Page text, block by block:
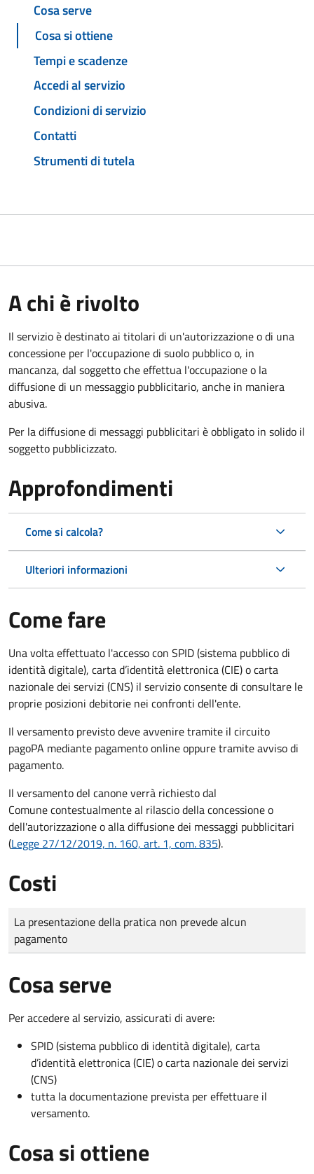
Cosa serve
Cosa si ottiene
Tempi e scadenze
Accedi al servizio
Condizioni di servizio
Contatti
Strumenti di tutela
A chi è rivolto
Il servizio è destinato ai titolari di un'autorizzazione o di una
concessione per l'occupazione di suolo pubblico o, in
mancanza, dal soggetto che effettua l'occupazione o la
diffusione di un messaggio pubblicitario, anche in maniera
abusiva.
Per la diffusione di messaggi pubblicitari è obbligato in solido il
soggetto pubblicizzato.
Approfondimenti
Come si calcola?
Ulteriori informazioni
Come fare
Una volta effettuato l'accesso con SPID (sistema pubblico di
identità digitale), carta d’identità elettronica (CIE) o carta
nazionale dei servizi (CNS) il servizio consente di consultare le
proprie posizioni debitorie nei confronti dell'ente.
Il versamento previsto deve avvenire tramite il circuito
pagoPA mediante pagamento online oppure tramite avviso di
pagamento.
Il versamento del canone verrà richiesto dal
Comune contestualmente al rilascio della concessione o
dell'autorizzazione o alla diffusione dei messaggi pubblicitari
(Legge 27/12/2019, n. 160, art. 1, com. 835).
Costi
Tipo di pagamento
Importo
La presentazione della pratica non prevede alcun
pagamento
Cosa serve
Per accedere al servizio, assicurati di avere:
SPID (sistema pubblico di identità digitale), carta
d’identità elettronica (CIE) o carta nazionale dei servizi
(CNS)
tutta la documentazione prevista per effettuare il
versamento.
Cosa si ottiene